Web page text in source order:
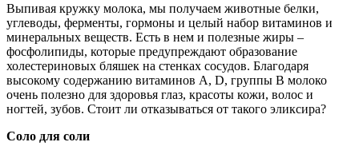
Выпивая кружку молока, мы получаем животные белки,
углеводы, ферменты, гормоны и целый набор витаминов и
минеральных веществ. Есть в нем и полезные жиры –
фосфолипиды, которые предупреждают образование
холестериновых бляшек на стенках сосудов. Благодаря
высокому содержанию витаминов А, D, группы В молоко
очень полезно для здоровья глаз, красоты кожи, волос и
ногтей, зубов. Стоит ли отказываться от такого эликсира?
Соло для соли